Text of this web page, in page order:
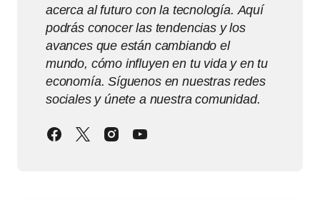
acerca al futuro con la tecnología. Aquí
podrás conocer las tendencias y los
avances que están cambiando el
mundo, cómo influyen en tu vida y en tu
economía. Síguenos en nuestras redes
sociales y únete a nuestra comunidad.